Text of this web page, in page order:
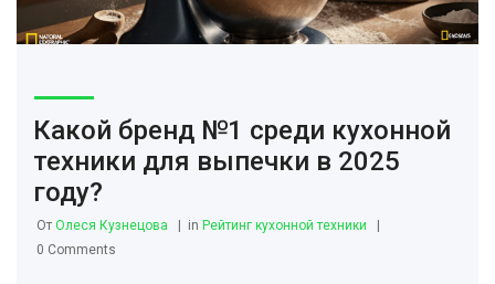
Какой бренд №1 среди кухонной
техники для выпечки в 2025
году?
От Олеся Кузнецова in Рейтинг кухонной техники
0 Comments